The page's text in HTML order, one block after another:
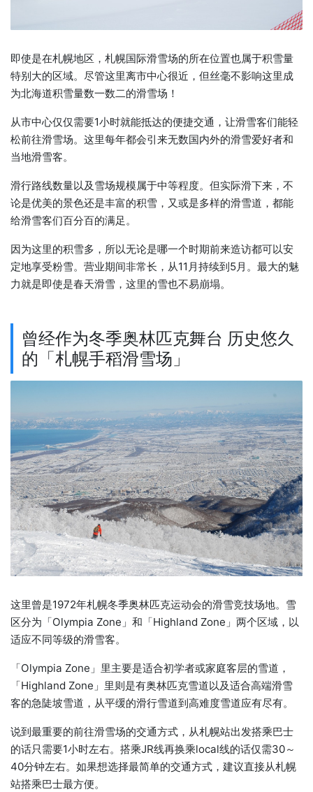
即使是在札幌地区，札幌国际滑雪场的所在位置也属于积雪量
特别大的区域。尽管这里离市中心很近，但丝毫不影响这里成
为北海道积雪量数一数二的滑雪场！
从市中心仅仅需要1小时就能抵达的便捷交通，让滑雪客们能轻
松前往滑雪场。这里每年都会引来无数国内外的滑雪爱好者和
当地滑雪客。
滑行路线数量以及雪场规模属于中等程度。但实际滑下来，不
论是优美的景色还是丰富的积雪，又或是多样的滑雪道，都能
给滑雪客们百分百的满足。
因为这里的积雪多，所以无论是哪一个时期前来造访都可以安
定地享受粉雪。营业期间非常长，从11月持续到5月。最大的魅
力就是即使是春天滑雪，这里的雪也不易崩塌。
曾经作为冬季奥林匹克舞台 历史悠久
的「札幌手稻滑雪场」
这里曾是1972年札幌冬季奥林匹克运动会的滑雪竞技场地。雪
区分为「Olympia Zone」和「Highland Zone」两个区域，以
适应不同等级的滑雪客。
「Olympia Zone」里主要是适合初学者或家庭客层的雪道，
「Highland Zone」里则是有奥林匹克雪道以及适合高端滑雪
客的急陡坡雪道，从平缓的滑行雪道到高难度雪道应有尽有。
说到最重要的前往滑雪场的交通方式，从札幌站出发搭乘巴士
的话只需要1小时左右。搭乘JR线再换乘local线的话仅需30～
40分钟左右。如果想选择最简单的交通方式，建议直接从札幌
站搭乘巴士最方便。